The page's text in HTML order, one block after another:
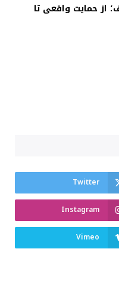
از حمایت واقعی تا
Twitter
Instagram
Vimeo